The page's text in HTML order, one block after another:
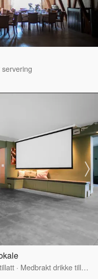
· Medbrakt drikke tillatt